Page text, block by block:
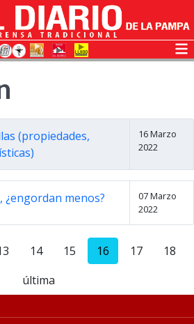
(propiedades,
16 Marzo
2022
menos?
07 Marzo
2022
14 15 16 17
18
última